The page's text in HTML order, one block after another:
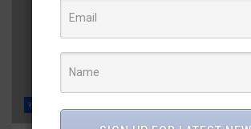
राज्य